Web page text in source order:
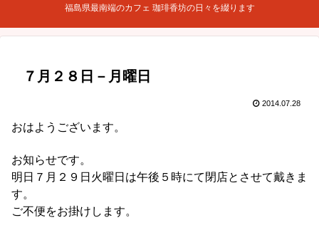
福島県最南端のカフェ 珈琲香坊の日々を綴ります
７月２８日－月曜日
2014.07.28
おはようございます。
お知らせです。
明日７月２９日火曜日は午後５時にて閉店とさせて戴きま
す。
ご不便をお掛けします。